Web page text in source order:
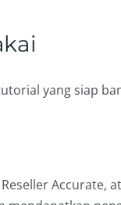
yang siap
Accurate,